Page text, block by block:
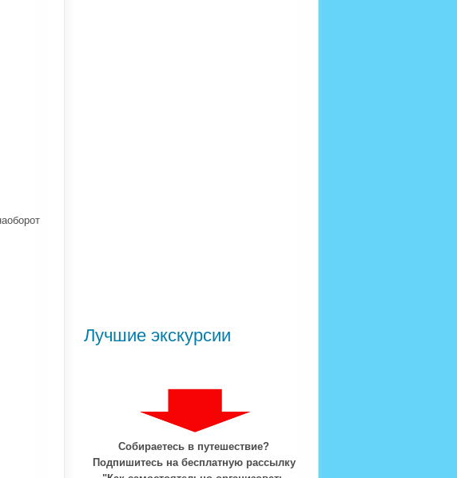
Лучшие экскурсии
Собираетесь в путешествие?
Подпишитесь на бесплатную рассылку